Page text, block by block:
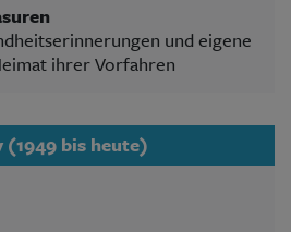
und eigene
ihrer Vorfahren
(1949 bis heute)